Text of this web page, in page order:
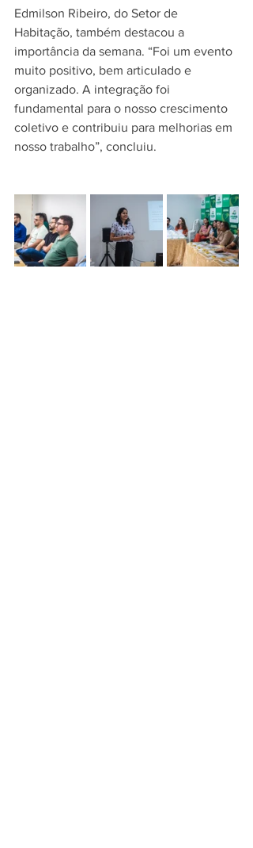
Edmilson Ribeiro, do Setor de
Habitação, também destacou a
importância da semana. “Foi um evento
muito positivo, bem articulado e
organizado. A integração foi
fundamental para o nosso crescimento
coletivo e contribuiu para melhorias em
nosso trabalho”, concluiu.